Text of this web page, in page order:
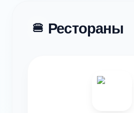
🍔 Рестораны